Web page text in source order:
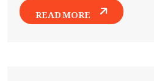
READ MORE